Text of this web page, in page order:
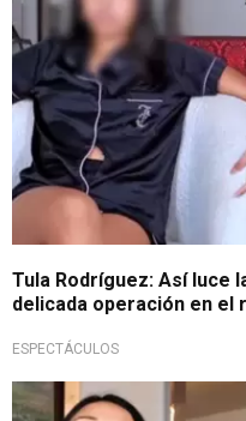
Tula Rodríguez: Así luce
delicada operación en el
ESPECTÁCULOS
Abrió su corazón